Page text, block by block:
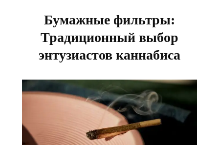
Бумажные фильтры:
Традиционный выбор
энтузиастов каннабиса